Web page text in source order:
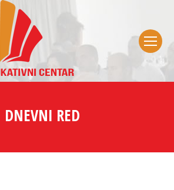
DNEVNI RED